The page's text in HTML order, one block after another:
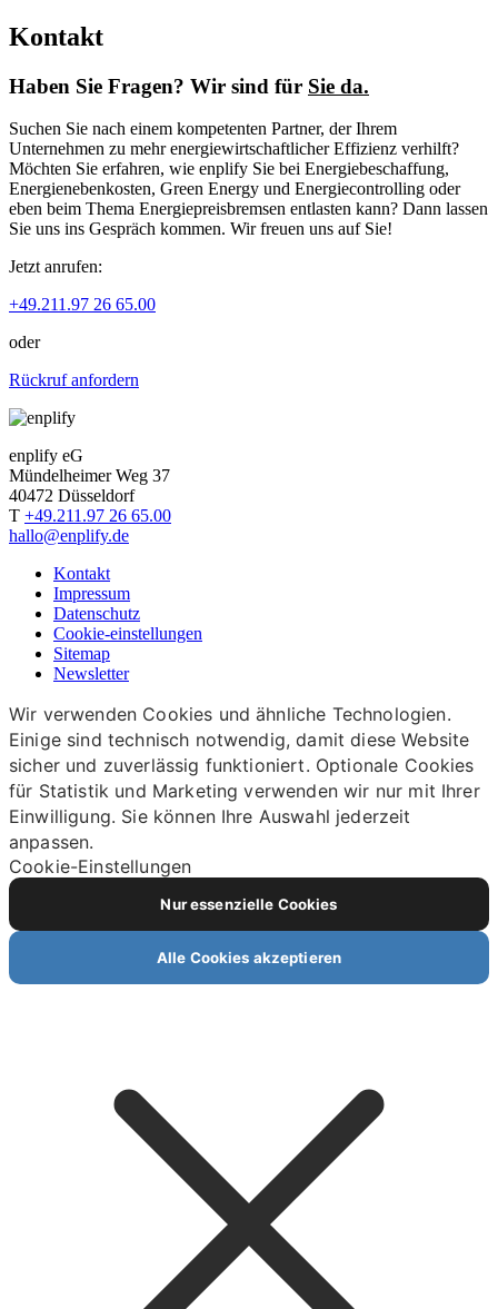
Kontakt
Haben Sie Fragen? Wir sind für Sie da.
Suchen Sie nach einem kompetenten Partner, der Ihrem
Unternehmen zu mehr energiewirtschaftlicher Effizienz verhilft?
Möchten Sie erfahren, wie enplify Sie bei Energiebeschaffung,
Energienebenkosten, Green Energy und Energiecontrolling oder
eben beim Thema Energiepreisbremsen entlasten kann? Dann lassen
Sie uns ins Gespräch kommen. Wir freuen uns auf Sie!
Jetzt anrufen:
+49.211.97 26 65.00
oder
Rückruf anfordern
enplify eG
Mündelheimer Weg 37
40472 Düsseldorf
T +49.211.97 26 65.00
hallo@enplify.de
Kontakt
Impressum
Datenschutz
Cookie-einstellungen
Sitemap
Newsletter
Wir verwenden Cookies und ähnliche Technologien.
Einige sind technisch notwendig, damit diese Website
sicher und zuverlässig funktioniert. Optionale Cookies
für Statistik und Marketing verwenden wir nur mit Ihrer
Einwilligung. Sie können Ihre Auswahl jederzeit
anpassen.
Cookie-Einstellungen
Nur essenzielle Cookies
Alle Cookies akzeptieren